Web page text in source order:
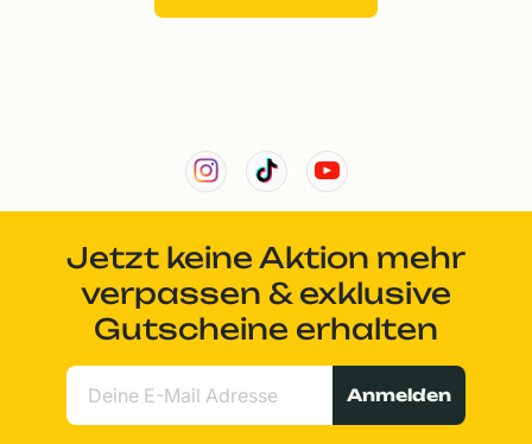
Jetzt keine Aktion mehr
verpassen & exklusive
Gutscheine erhalten
Anmelden